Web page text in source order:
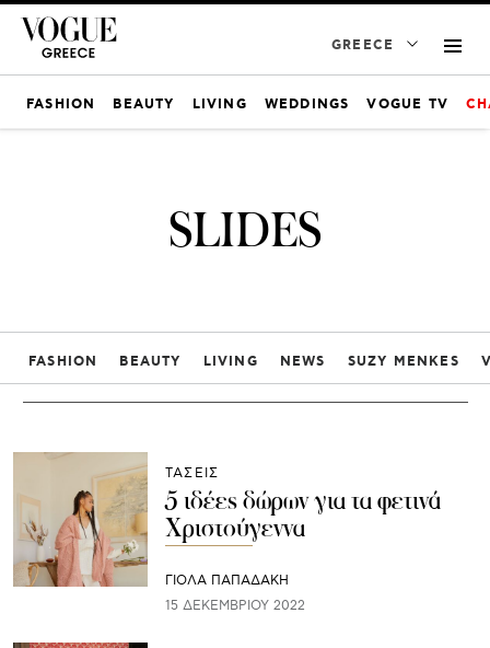
GREECE
FASHION BEAUTY LIVING WEDDINGS VOGUE TV
SLIDES
FASHION BEAUTY LIVING NEWS SUZY MENKES
ΤΑΣΕΙΣ
5 ιδέες δώρων για τα φετινά
Χριστούγεννα
ΓΙΌΛΑ ΠΑΠΑΔΆΚΗ
15 ΔΕΚΕΜΒΡΊΟΥ 2022